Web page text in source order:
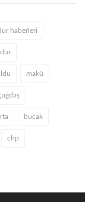
haberleri
makü
bucak
chp